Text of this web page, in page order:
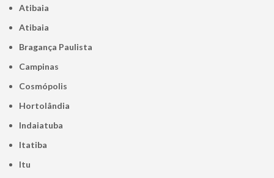
Atibaia
Atibaia
Bragança Paulista
Campinas
Cosmópolis
Hortolândia
Indaiatuba
Itatiba
Itu